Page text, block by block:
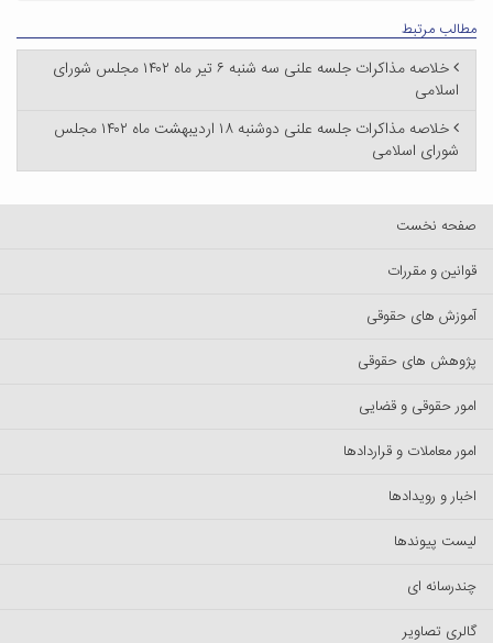
مطالب مرتبط
خلاصه مذاکرات جلسه علنی سه شنبه ۶ تیر ماه ۱۴۰۲ مجلس شورای
اسلامی
خلاصه مذاکرات جلسه علنی دوشنبه ۱۸ اردیبهشت ماه ۱۴۰۲ مجلس
شورای اسلامی
صفحه نخست
قوانین و مقررات
آموزش های حقوقی
پژوهش های حقوقی
امور حقوقی و قضایی
امور معاملات و قراردادها
اخبار و رویدادها
لیست پیوند‌ها
چندرسانه ای
گالری تصاویر